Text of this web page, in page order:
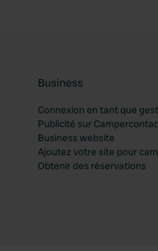
Business
Connexion en tant que
Publicité sur
Business website
Ajoutez votre site pour
Obtenir des réservations